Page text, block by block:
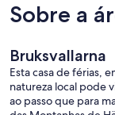
Sobre a
Bruksvallarna
Esta casa de férias,
natureza local pode
ao passo que para